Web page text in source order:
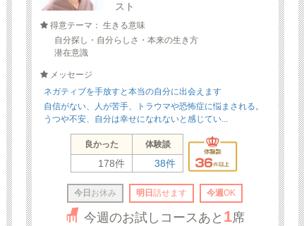
スト
得意テーマ： 生きる意味
自分探し・自分らしさ・本来の生き方
潜在意識
メッセージ
ネガティブを手放すと本当の自分に出会えます
自信がない、人が苦手、トラウマや恐怖症に悩まされる。
うつや不安、自分は幸せになれないと感じてい...
良かった 体験談
178件 38件
今日 お休み 明日話せます 今週OK
今週のお試しコースあと 1席